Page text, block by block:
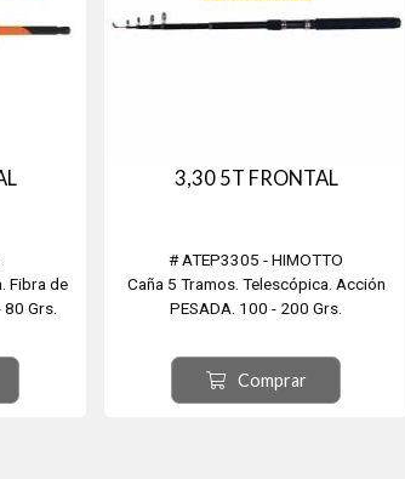
Fibra de
Grs.
3,30 5T FRONTAL
# ATEP3305 - HIMOTTO
Caña 5 Tramos. Telescópica. Acción
PESADA. 100 - 200 Grs.
Comprar